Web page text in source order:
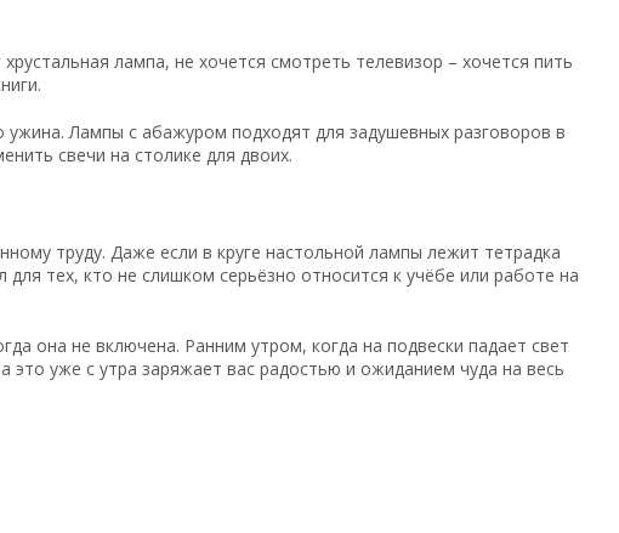
лампа, не хочется смотреть телевизор – хочется пить
Лампы с абажуром подходят для задушевных разговоров в
свечи на столике для двоих.
труду. Даже если в круге настольной лампы лежит тетрадка
тех, кто не слишком серьёзно относится к учёбе или работе на
она не включена. Ранним утром, когда на подвески падает свет
уже с утра заряжает вас радостью и ожиданием чуда на весь